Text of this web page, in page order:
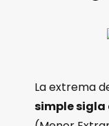
La extrema
simple